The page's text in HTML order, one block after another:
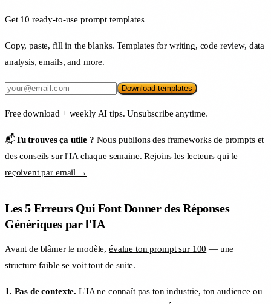
Get 10 ready-to-use prompt templates
Copy, paste, fill in the blanks. Templates for writing, code review, data
analysis, emails, and more.
Download templates
Free download + weekly AI tips. Unsubscribe anytime.
📬Tu trouves ça utile ? Nous publions des frameworks de prompts et
des conseils sur l'IA chaque semaine.Rejoins les lecteurs qui le
reçoivent par email →
Les 5 Erreurs Qui Font Donner des Réponses
Génériques par l'IA
Avant de blâmer le modèle, évalue ton prompt sur 100 — une
structure faible se voit tout de suite.
1. Pas de contexte. L'IA ne connaît pas ton industrie, ton audience ou